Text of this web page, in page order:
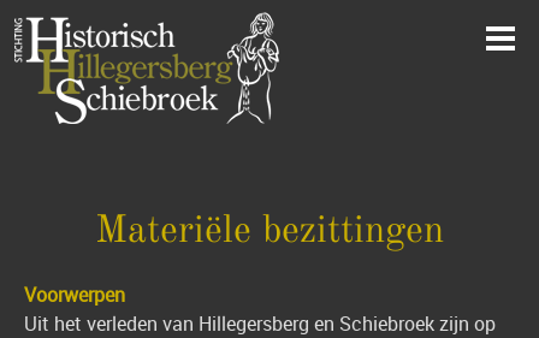
Materiële bezittingen
Voorwerpen
Uit het verleden van Hillegersberg en Schiebroek zijn op